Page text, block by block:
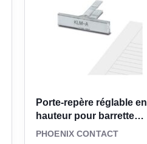
Porte-repère réglable en
hauteur pour barrette
1004348
PHOENIX CONTACT